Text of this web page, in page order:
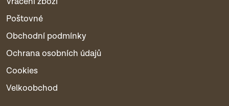
Poštovné
Obchodní podmínky
Ochrana osobních údajů
Cookies
Velkoobchod